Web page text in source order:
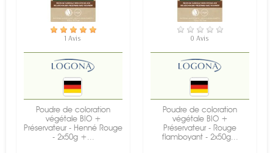
EN STOCK
1 Avis
Poudre de coloration
végétale BIO +
Préservateur - Henné Rouge
- 2x50g +...
EN STOCK
0 Avis
Poudre de coloration
végétale BIO +
Préservateur - Rouge
flamboyant - 2x50g...